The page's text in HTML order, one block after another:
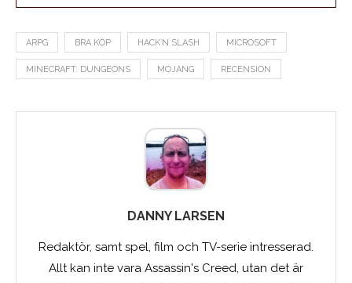
ARPG BRA KÖP HACK´N SLASH MICROSOFT
MINECRAFT: DUNGEONS MOJANG RECENSION
DANNY LARSEN
Redaktör, samt spel, film och TV-serie intresserad.
Allt kan inte vara Assassin's Creed, utan det är